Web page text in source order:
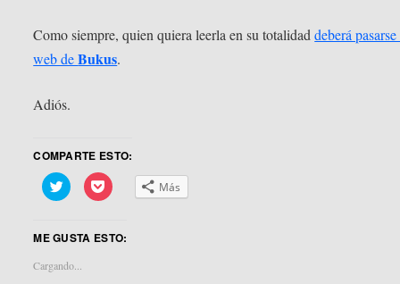
Como siempre, quien quiera leerla en su totalidaddeberá
web deBukus.
Adiós.
COMPARTE ESTO:
Haz
clic
Twitter
abre
en
Haz
clic
Pocket
Más
ME GUSTA ESTO:
Cargando...